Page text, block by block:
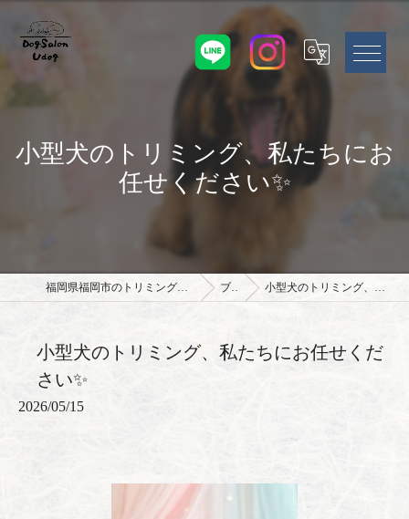
小型犬のトリミング、私たちにお
任せください✨
福岡県福岡市のトリミングサロンならドッグサロン Udog ブログ 小型犬のトリミング、私たちにお任せください✨
小型犬のトリミング、私たちにお任せくだ
さい✨
2026/05/15